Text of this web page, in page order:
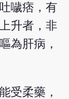
噦痞，有
升者，非
為肝病，
受柔藥，